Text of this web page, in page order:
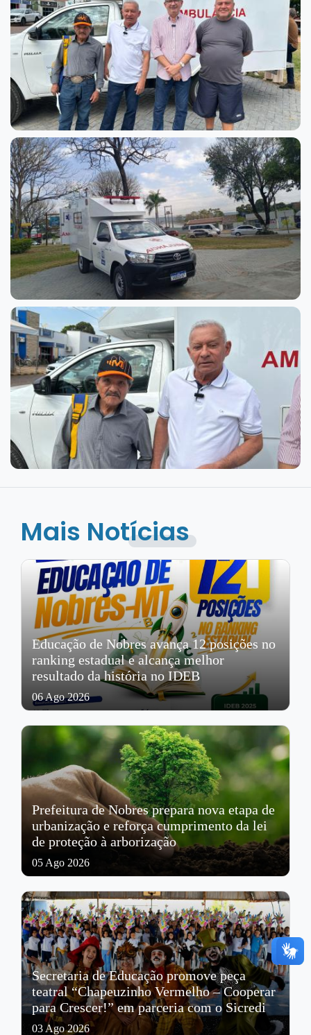
Mais Notícias
Educação de Nobres avança 12 posições no
ranking estadual e alcança melhor
resultado da história no IDEB
06 Ago 2026
Prefeitura de Nobres prepara nova etapa de
urbanização e reforça cumprimento da lei
de proteção à arborização
05 Ago 2026
Secretaria de Educação promove peça
teatral “Chapeuzinho Vermelho – Cooperar
para Crescer!” em parceria com o Sicredi
03 Ago 2026